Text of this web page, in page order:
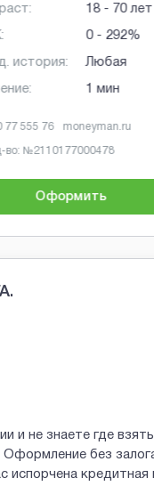
история:
18 - 70 лет
0 - 292%
Любая
1 мин
77 555 76 moneyman.ru
во: №2110177000478
Оформить
и не знаете где
без
испорчена